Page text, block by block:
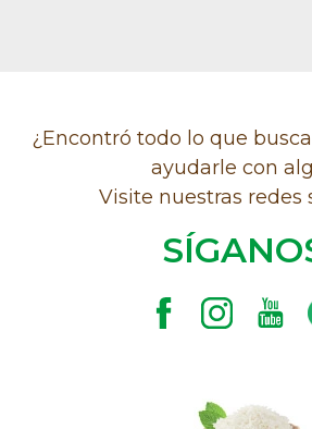
¿Encontró todo lo que
ayudarle con
Visite nuestras redes